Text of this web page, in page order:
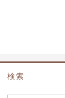
検索